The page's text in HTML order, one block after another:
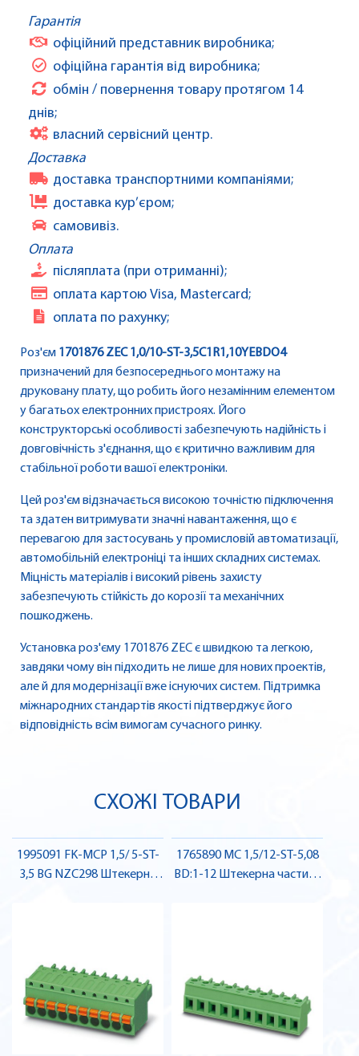
Гарантія
офіційний представник виробника;
офіційна гарантія від виробника;
обмін / повернення товару протягом 14
днів;
власний сервісний центр.
Доставка
доставка транспортними компаніями;
доставка кур’єром;
самовивіз.
Оплата
післяплата (при отриманні);
оплата картою Visa, Mastercard;
оплата по рахунку;
Роз'єм 1701876 ZEC 1,0/10-ST-3,5C1R1,10YEBDO4
призначений для безпосереднього монтажу на
друковану плату, що робить його незамінним елементом
у багатьох електронних пристроях. Його
конструкторські особливості забезпечують надійність і
довговічність з'єднання, що є критично важливим для
стабільної роботи вашої електроніки.
Цей роз'єм відзначається високою точністю підключення
та здатен витримувати значні навантаження, що є
перевагою для застосувань у промисловій автоматизації,
автомобільній електроніці та інших складних системах.
Міцність матеріалів і високий рівень захисту
забезпечують стійкість до корозії та механічних
пошкоджень.
Установка роз'єму 1701876 ZEC є швидкою та легкою,
завдяки чому він підходить не лише для нових проектів,
але й для модернізації вже існуючих систем. Підтримка
міжнародних стандартів якості підтверджує його
відповідність всім вимогам сучасного ринку.
СХОЖІ ТОВАРИ
1995091 FK-MCP 1,5/ 5-ST-
3,5 BG NZC298 Штекерна
1765890 MC 1,5/12-ST-5,08
BD:1-12 Штекерна частина